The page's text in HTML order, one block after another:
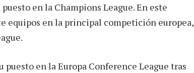
en la Champions League. En este
equipos en la principal competición europea,
puesto en la Europa Conference League tras